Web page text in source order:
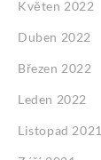
Květen 2022
Duben 2022
Březen 2022
Leden 2022
Listopad 2021